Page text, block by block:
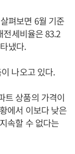
펴보면 6월 기준
전세비율은 83.2
냈다.
나오고 있다.
트 상품의 가격이
에서 이보다 낮은
속할 수 없다는